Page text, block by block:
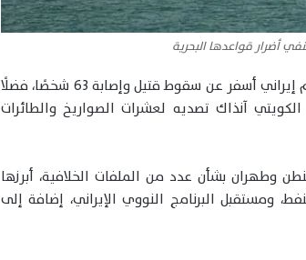
أضرار قواعدها البحرية
كما يأتي التصعيد الحالي بعد أيام من تعرض مطار الكويت لهجوم إيراني أسفر عن سقوط قتيل وإصابة 63 شخصًا، فضلًا
آنذاك تصديه لعشرات الصواريخ والطائرات
وطهران بشأن عدد من الملفات الخلافية، أبرزها
ومستقبل البرنامج النووي الإيراني، إضافة إلى